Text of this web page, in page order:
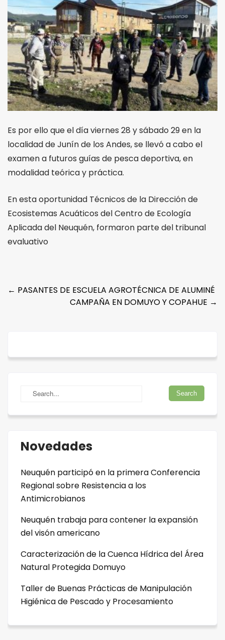
Es por ello que el día viernes 28 y sábado 29 en la
localidad de Junín de los Andes, se llevó a cabo el
examen a futuros guías de pesca deportiva, en
modalidad teórica y práctica.
En esta oportunidad Técnicos de la Dirección de
Ecosistemas Acuáticos del Centro de Ecología
Aplicada del Neuquén, formaron parte del tribunal
evaluativo
Post
navigation
← PASANTES DE ESCUELA AGROTÉCNICA DE ALUMINÉ
CAMPAÑA EN DOMUYO Y COPAHUE →
Novedades
Neuquén participó en la primera Conferencia
Regional sobre Resistencia a los
Antimicrobianos
Neuquén trabaja para contener la expansión
del visón americano
Caracterización de la Cuenca Hídrica del Área
Natural Protegida Domuyo
Taller de Buenas Prácticas de Manipulación
Higiénica de Pescado y Procesamiento